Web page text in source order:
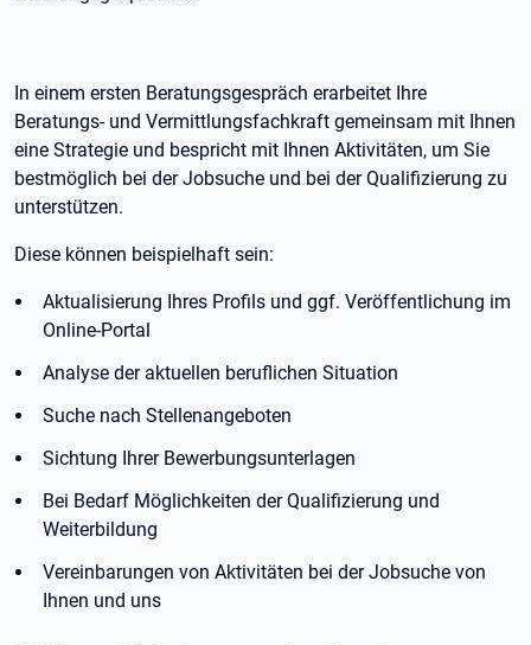
In einem ersten Beratungsgespräch erarbeitet Ihre
Beratungs- und Vermittlungsfachkraft gemeinsam mit Ihnen
eine Strategie und bespricht mit Ihnen Aktivitäten, um Sie
bestmöglich bei der Jobsuche und bei der Qualifizierung zu
unterstützen.
Diese können beispielhaft sein:
Aktualisierung Ihres Profils und ggf. Veröffentlichung im
Online-Portal
Analyse der aktuellen beruflichen Situation
Suche nach Stellenangeboten
Sichtung Ihrer Bewerbungsunterlagen
Bei Bedarf Möglichkeiten der Qualifizierung und
Weiterbildung
Vereinbarungen von Aktivitäten bei der Jobsuche von
Ihnen und uns